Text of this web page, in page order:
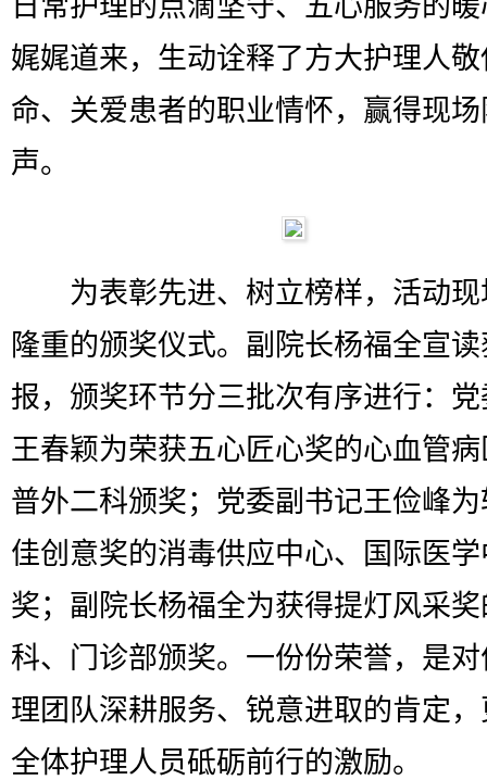
日常护理的点滴坚守、五心服务的
娓娓道来，生动诠释了方大护理人
命、关爱患者的职业情怀，赢得现
声。
为表彰先进、树立榜样，活动现
隆重的颁奖仪式。副院长杨福全宣
报，颁奖环节分三批次有序进行：
王春颖为荣获五心匠心奖的心血管
普外二科颁奖；党委副书记王俭峰
佳创意奖的消毒供应中心、国际医
奖；副院长杨福全为获得提灯风采
科、门诊部颁奖。一份份荣誉，是
理团队深耕服务、锐意进取的肯定
全体护理人员砥砺前行的激励。